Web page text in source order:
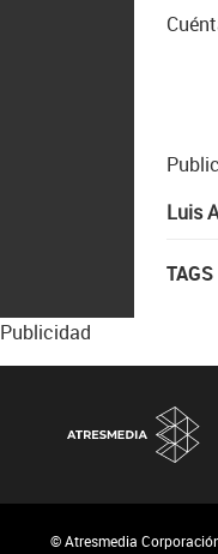
Luis
Publicidad
© Atresmedia